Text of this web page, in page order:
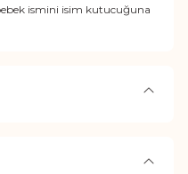
ismini isim kutucuğuna